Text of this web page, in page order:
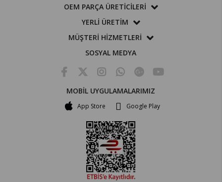
OEM PARÇA ÜRETİCİLERİ
YERLİ ÜRETİM
MÜŞTERİ HİZMETLERİ
SOSYAL MEDYA
MOBİL UYGULAMALARIMIZ
App Store Google Play